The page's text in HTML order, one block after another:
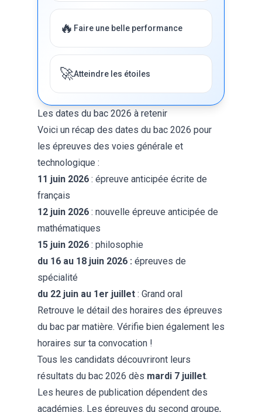
🔥 Faire une belle performance
🚀Atteindre les étoiles
Les dates du bac 2026 à retenir
Voici un récap des dates du bac 2026 pour
les épreuves des voies générale et
technologique :
11 juin 2026 : épreuve anticipée écrite de
français
12 juin 2026 : nouvelle épreuve anticipée de
mathématiques
15 juin 2026 : philosophie
du 16 au 18 juin 2026 : épreuves de
spécialité
du 22 juin au 1er juillet : Grand oral
Retrouve le détail des horaires des épreuves
du bac par matière. Vérifie bien également les
horaires sur ta convocation !
Tous les candidats découvriront leurs
résultats du bac 2026 dès mardi 7 juillet.
Les heures de publication dépendent des
académies. Les épreuves du second groupe,